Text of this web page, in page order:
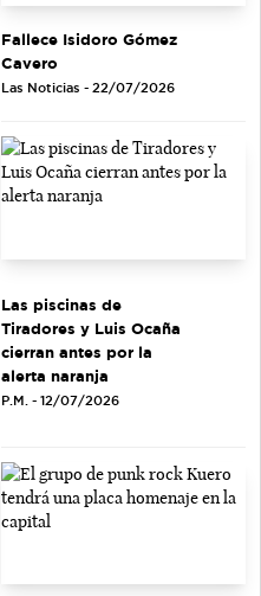
Fallece Isidoro Gómez
Cavero
Las Noticias - 22/07/2026
Las piscinas de
Tiradores y Luis Ocaña
cierran antes por la
alerta naranja
P.M. - 12/07/2026